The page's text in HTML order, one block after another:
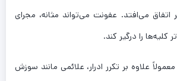
اتفاق می‌افتد. عفونت می‌تواند مثانه، مجرای
کلیه‌ها را درگیر کند.
علاوه بر تکرر ادرار، علائمی مانند سوزش